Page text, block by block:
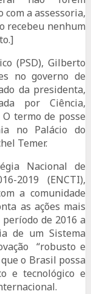
com a assessoria,
recebeu nenhum
(PSD), Gilberto
no governo de
da presidenta,
por Ciência,
O termo de posse
no Palácio do
Temer.
Nacional de
2019 (ENCTI),
a comunidade
as ações mais
de 2016 a
de um Sistema
“robusto e
o Brasil possa
e tecnológico e